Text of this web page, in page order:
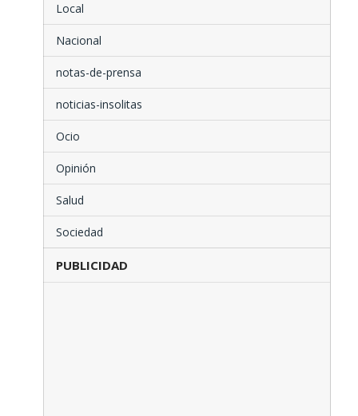
Local
Nacional
notas-de-prensa
noticias-insolitas
Ocio
Opinión
Salud
Sociedad
PUBLICIDAD